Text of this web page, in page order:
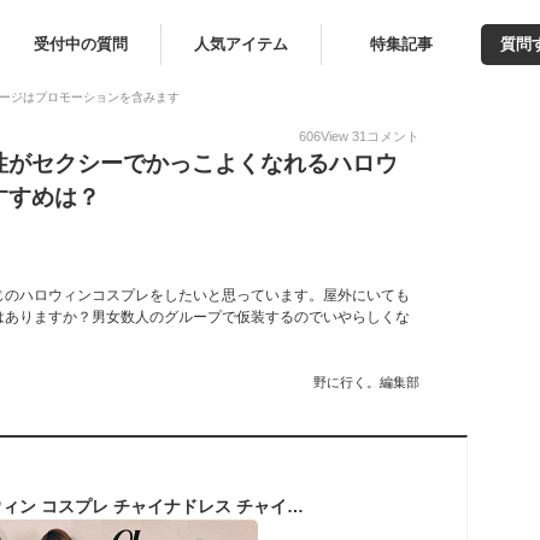
受付中の質問 人気アイテム 特集記事 質問
ジはプロモーションを含みます
606View 31 コメント
セクシーでかっこよくなれるハロウ
めは？
ハロウィンコスプレをしたいと思っています。屋外にいても
りますか？男女数人のグループで仮装するのでいやらしくな
野に行く。編集部
選べる2タイプ ハロウィン コスプレ チャイナドレス チャイナ服 仮装 大人 女性 可愛い 衣装 大きいサイズ ロング ドレス ハロウィンコスプレ ミニ セクシー レディース ワンピース 服 ロング丈 ミニ丈 ペア チャイナ 中国 中華 コスチューム ハロウィン仮装 コスプレ衣装